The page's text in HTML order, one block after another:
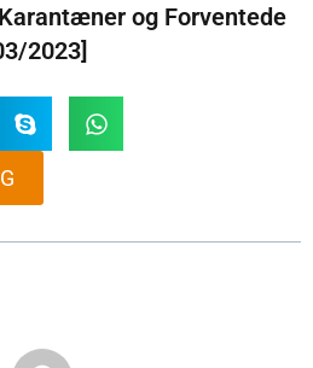
og Forventede
2023]